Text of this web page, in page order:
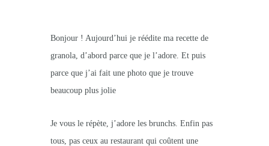
Bonjour ! Aujourd’hui je réédite ma recette de
granola, d’abord parce que je l’adore. Et puis
parce que j’ai fait une photo que je trouve
beaucoup plus jolie
Je vous le répète, j’adore les brunchs. Enfin pas
tous, pas ceux au restaurant qui coûtent une